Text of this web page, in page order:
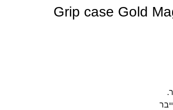
Grip case Gold